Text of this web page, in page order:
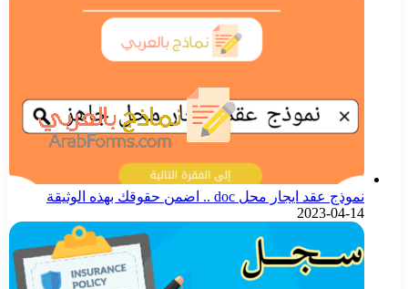
نموذج عقد ايجار محل doc .. اضمن حقوقك بهذه الوثيقة
2023-04-14